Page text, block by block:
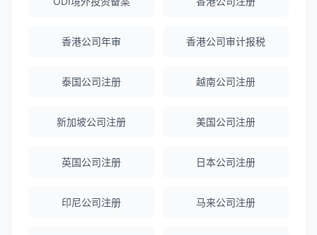
Emma Zhang ★★★★★
越南公司注册全程指导，文件准备非常专
香港公司年审 香港公司审计报税
泰国公司注册 越南公司注册
新加坡公司注册 美国公司注册
英国公司注册 日本公司注册
印尼公司注册 马来公司注册